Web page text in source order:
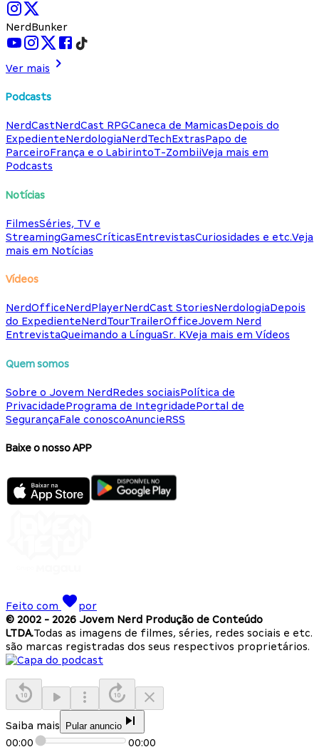
NerdBunker
Ver mais
Podcasts
NerdCastNerdCast RPGCaneca de MamicasDepois do
ExpedienteNerdologiaNerdTechExtrasPapo de
ParceiroFrança e o LabirintoT-ZombiiVeja mais em
Podcasts
Notícias
FilmesSéries, TV e
StreamingGamesCríticasEntrevistasCuriosidades e etc.Veja
mais em Notícias
Vídeos
NerdOfficeNerdPlayerNerdCast StoriesNerdologiaDepois
do ExpedienteNerdTourTrailerOfficeJovem Nerd
EntrevistaQueimando a LínguaSr. KVeja mais em Vídeos
Quem somos
Sobre o Jovem NerdRedes sociaisPolítica de
PrivacidadePrograma de IntegridadePortal de
SegurançaFale conoscoAnuncieRSS
Baixe o nosso APP
Feito com
por
© 2002 - 2026 Jovem Nerd Produção de Conteúdo
LTDA.Todas as imagens de filmes, séries, redes sociais e etc.
são marcas registradas dos seus respectivos proprietários.
Saiba mais Pular anuncio
00:00 00:00